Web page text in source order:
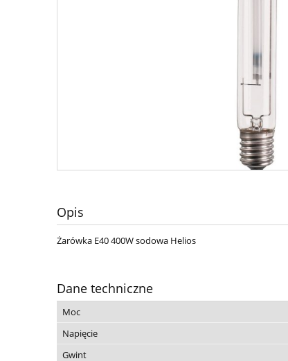
Opis
Żarówka E40 400W sodowa Helios
Dane techniczne
Moc
Napięcie
Gwint